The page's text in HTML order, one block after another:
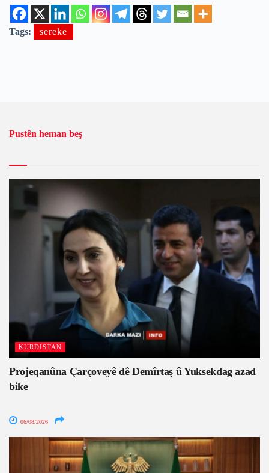
Tags: sereke
Pustên heman beş
KURDISTAN
Projeqanûna Çarçoveyê dê Demîrtaş û Yuksekdag azad
bike
06/08/2026